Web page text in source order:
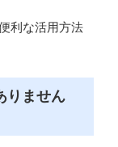
利な活用方法
りません